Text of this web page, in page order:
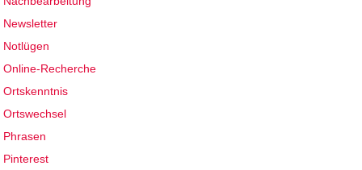
Newsletter
Notlügen
Online-Recherche
Ortskenntnis
Ortswechsel
Phrasen
Pinterest